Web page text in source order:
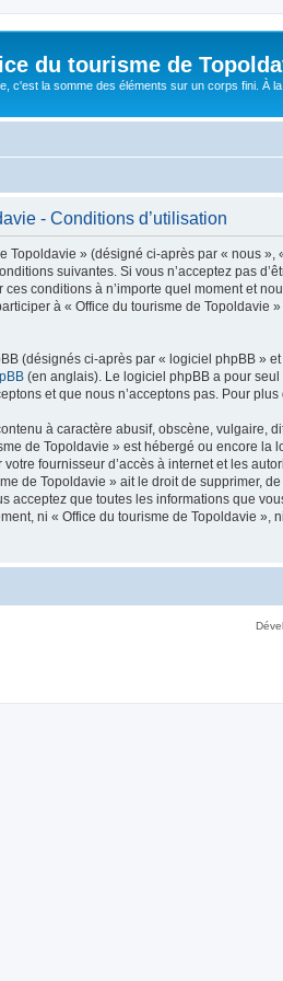
du tourisme de
c'est la somme des éléments sur un corps fini. À
- Conditions d’utilisation
Topoldavie » (désigné ci-après par « nous
suivantes. Si vous n’acceptez pas
conditions à n’importe quel moment et
à « Office du tourisme de
(désignés ci-après par « logiciel phpBB »
(en anglais). Le logiciel phpBB a pour
et que nous n’acceptons pas. Pour
à caractère abusif, obscène, vulgaire,
de Topoldavie » est hébergé ou encore
fournisseur d’accès à internet et les
de Topoldavie » ait le droit de supprimer,
acceptez que toutes les informations que
ni « Office du tourisme de Topoldavie